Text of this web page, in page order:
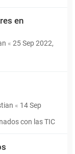
en
« 25 Sep 2022,
« 14 Sep
con las TIC